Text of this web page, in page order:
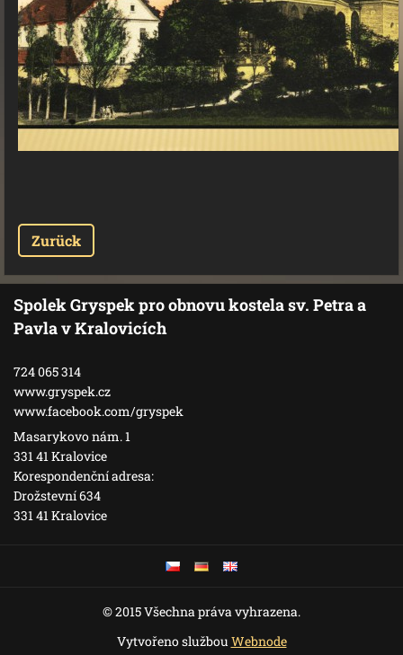
Zurück
Spolek Gryspek pro obnovu kostela sv. Petra a
Pavla v Kralovicích
724 065 314
www.gryspek.cz
www.facebook.com/gryspek
Masarykovo nám. 1
331 41 Kralovice
Korespondenční adresa:
Drožstevní 634
331 41 Kralovice
© 2015 Všechna práva vyhrazena.
Vytvořeno službou Webnode